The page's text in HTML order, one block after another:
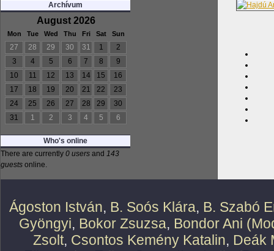
Archívum
August 2026
Mon Tue Wed Thu Fri Sat Sun
27 28 29 30 31 1
2
3
4 5 6 7 8
9
10
11 12 13 14 15
16
17
18 19 20 21 22
23
24
25 26 27 28 29
30
31
1 2 3 4 5 6
Who's online
There are currently 0 users and 143
guests online.
Ágoston István, B. Soós Klára, B. Szabó
Gyöngyi, Bokor Zsuzsa, Bondor Ani
Zsolt, Csontos Kemény Katalin, Deák